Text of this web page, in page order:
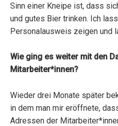
Sinn einer Kneipe ist, dass
und gutes Bier trinken. Ich
Personalausweis zeigen und
Wie ging es weiter mit den
Mitarbeiter*innen?
Wieder drei Monate später
in dem man mir eröffnete,
Adressen der